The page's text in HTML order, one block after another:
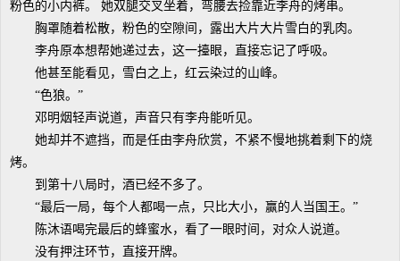
粉色的小内裤。 她双腿交叉坐着，弯腰去捡靠近李舟的烤串。
胸罩随着松散，粉色的空隙间，露出大片大片雪白的乳肉。
李舟原本想帮她递过去，这一擡眼，直接忘记了呼吸。
他甚至能看见，雪白之上，红云染过的山峰。
“色狼。”
邓明烟轻声说道，声音只有李舟能听见。
她却并不遮挡，而是任由李舟欣赏，不紧不慢地挑着剩下的烧
烤。
到第十八局时，酒已经不多了。
“最后一局，每个人都喝一点，只比大小，赢的人当国王。”
陈沐语喝完最后的蜂蜜水，看了一眼时间，对众人说道。
没有押注环节，直接开牌。